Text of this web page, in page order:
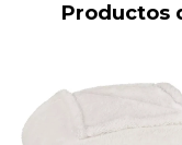
Productos